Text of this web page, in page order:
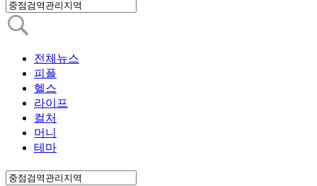
전체뉴스
피플
헬스
라이프
컬처
머니
테마